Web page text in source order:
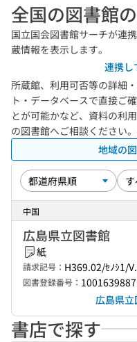
全国の図書館
国立国会図書館サーチが連
蔵情報を表示します。
連携し
所蔵館、利用可否等の詳細
ト・データベースで直接ご
とが可能かなど、資料の利
の図書館へご相談ください
地域の
中国
広島県立図書館
紙
請求記号： H369.02/ｾﾉｼ1/
図書登録番号： 1001639887
広島県
書店で探す